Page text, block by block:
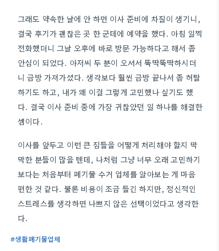
그래도 약속한 날에 안 하면 이사 준비에 차질이 생기니,
결국 후기가 괜찮은 곳 한 군데에 예약을 했다. 아침 일찍
전화했더니 그날 오후에 바로 방문 가능하다고 해서 좀
안심이 되었다. 아저씨 두 분이 오셔서 뚝딱뚝딱하시더
니 금방 가져가셨다. 생각보다 훨씬 금방 끝나서 좀 허탈
하기도 하고, 내가 왜 이걸 그렇게 고민했나 싶기도 했
다. 결국 이사 준비 중에 가장 귀찮았던 일 하나를 해결한
셈이다.
이사를 앞두고 이런 큰 짐들을 어떻게 처리해야 할지 막
막한 분들이 많을 텐데, 나처럼 그냥 너무 오래 고민하기
보다는 처음부터 폐기물 수거 업체를 알아보는 게 마음
편한 것 같다. 물론 비용이 조금 들긴 하지만, 정신적인
스트레스를 생각하면 나쁘지 않은 선택이었다고 생각한
다.
생활폐기물업체